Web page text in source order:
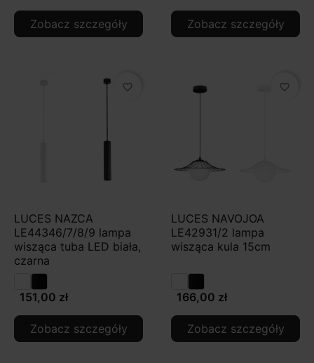
Zobacz szczegóły Zobacz szczegóły
favorite_border
LUCES NAZCA
LE44346/7/8/9 lampa
wisząca tuba LED biała,
czarna
151,00 zł
Zobacz szczegóły
favorite_border
LUCES NAVOJOA
LE42931/2 lampa
wisząca kula 15cm
166,00 zł
Zobacz szczegóły